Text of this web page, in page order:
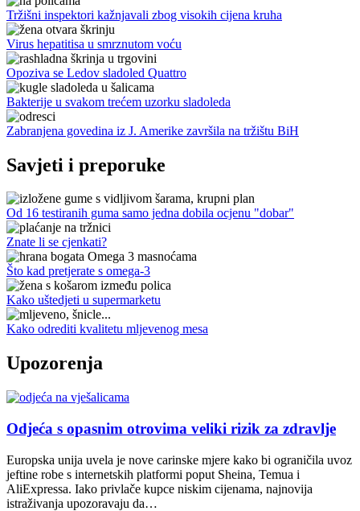
Tržišni inspektori kažnjavali zbog visokih cijena kruha
Virus hepatitisa u smrznutom voću
Opoziva se Ledov sladoled Quattro
Bakterije u svakom trećem uzorku sladoleda
Zabranjena govedina iz J. Amerike završila na tržištu BiH
Savjeti i preporuke
Od 16 testiranih guma samo jedna dobila ocjenu "dobar"
Znate li se cjenkati?
Što kad pretjerate s omega-3
Kako uštedjeti u supermarketu
Kako odrediti kvalitetu mljevenog mesa
Upozorenja
Odjeća s opasnim otrovima veliki rizik za zdravlje
Europska unija uvela je nove carinske mjere kako bi ograničila uvoz
jeftine robe s internetskih platformi poput Sheina, Temua i
AliExpressa. Iako privlače kupce niskim cijenama, najnovija
istraživanja upozoravaju da…